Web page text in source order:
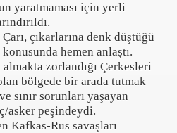
yaratmaması için yerli
çıkarlarına denk düştüğü
hemen anlaştı.
zorlandığı Çerkesleri
bölgede bir arada tutmak
sınır sorunları yaşayan
asker peşindeydi.
Kafkas-Rus savaşları